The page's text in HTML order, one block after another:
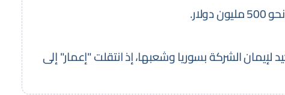
الشركة بسوريا وشعبها، إذ انتقلت "إعمار" إلى